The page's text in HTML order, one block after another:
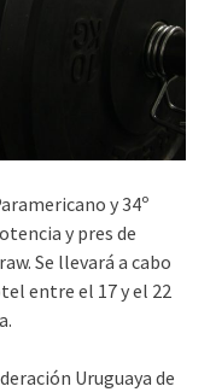
y 34º
y pres de
Se llevará a cabo
entre el 17 y el 22
Uruguaya de